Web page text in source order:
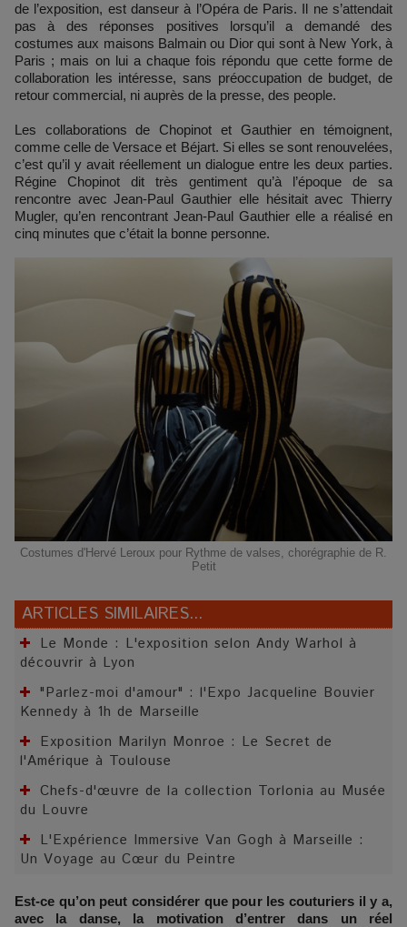
de l’exposition, est danseur à l’Opéra de Paris. Il ne s’attendait
pas à des réponses positives lorsqu’il a demandé des
costumes aux maisons Balmain ou Dior qui sont à New York, à
Paris ; mais on lui a chaque fois répondu que cette forme de
collaboration les intéresse, sans préoccupation de budget, de
retour commercial, ni auprès de la presse, des people.
Les collaborations de Chopinot et Gauthier en témoignent,
comme celle de Versace et Béjart. Si elles se sont renouvelées,
c’est qu’il y avait réellement un dialogue entre les deux parties.
Régine Chopinot dit très gentiment qu’à l’époque de sa
rencontre avec Jean-Paul Gauthier elle hésitait avec Thierry
Mugler, qu’en rencontrant Jean-Paul Gauthier elle a réalisé en
cinq minutes que c’était la bonne personne.
Costumes d'Hervé Leroux pour Rythme de valses, chorégraphie de R.
Petit
ARTICLES SIMILAIRES...
Le Monde : L'exposition selon Andy Warhol à
découvrir à Lyon
"Parlez-moi d'amour" : l'Expo Jacqueline Bouvier
Kennedy à 1h de Marseille
Exposition Marilyn Monroe : Le Secret de
l'Amérique à Toulouse
Chefs-d'œuvre de la collection Torlonia au Musée
du Louvre
L'Expérience Immersive Van Gogh à Marseille :
Un Voyage au Cœur du Peintre
Est-ce qu’on peut considérer que pour les couturiers il y a,
avec la danse, la motivation d’entrer dans un réel